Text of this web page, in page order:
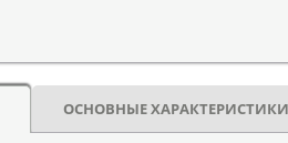
ОСНОВНЫЕ ХАРАКТЕРИСТИКИ